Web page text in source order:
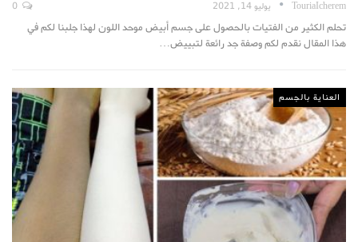
TouriaIcherem يوليو 14, 2021
تحلم الكثير من الفتيات بالحصول على جسم أبيض موحد اللون لهذا جلبنا لكم في
هذا المقال نقدم لكم وصفة جد رائعة لتبييض…
العناية بالجسم